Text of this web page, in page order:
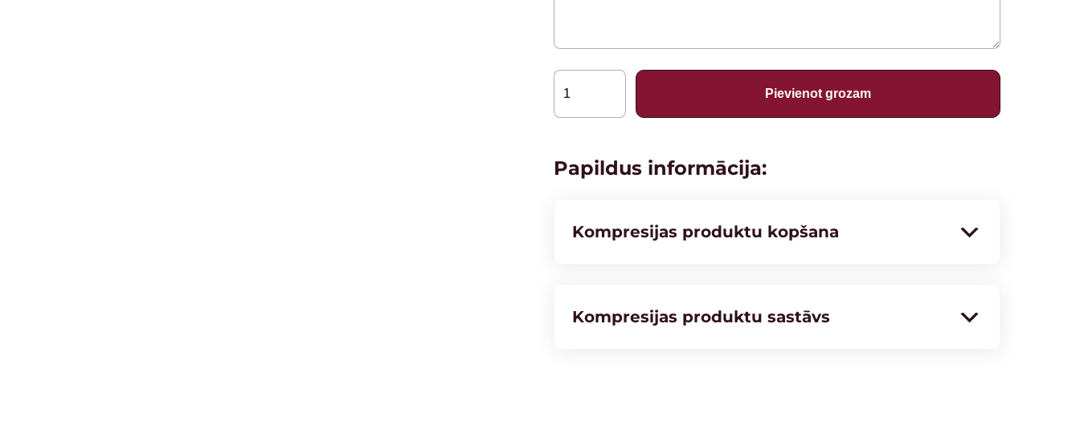
Herzog
PRO,
zeķes
Pievienot grozam
Papildus informācija:
Kompresijas produktu kopšana
Kompresijas produktu sastāvs